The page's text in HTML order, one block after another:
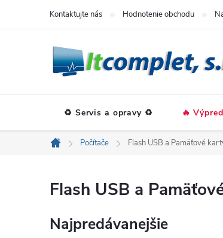
Kontaktujte nás Hodnotenie obchodu
♻️ Servis a opravy ♻️ 🔥
Domov
Počítače Flash USB a Pamäťové
Flash USB a
Najpredávanejšie